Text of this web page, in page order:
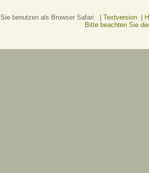
Sie benutzen als Browser Safari. | Textversion|
Bitte beachten Sie